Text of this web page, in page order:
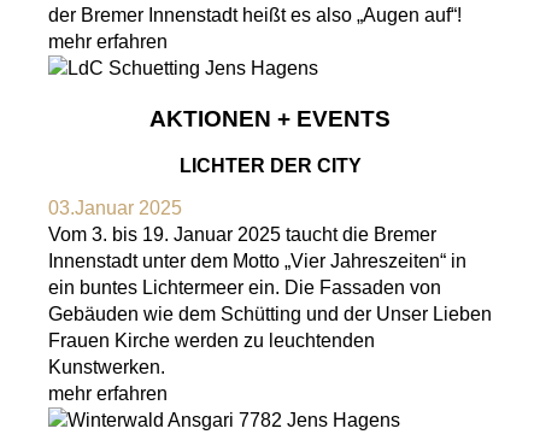
der Bremer Innenstadt heißt es also „Augen auf“!
mehr erfahren
AKTIONEN + EVENTS
LICHTER DER CITY
03.Januar 2025
Vom 3. bis 19. Januar 2025 taucht die Bremer
Innenstadt unter dem Motto „Vier Jahreszeiten“ in
ein buntes Lichtermeer ein. Die Fassaden von
Gebäuden wie dem Schütting und der Unser Lieben
Frauen Kirche werden zu leuchtenden
Kunstwerken.
mehr erfahren